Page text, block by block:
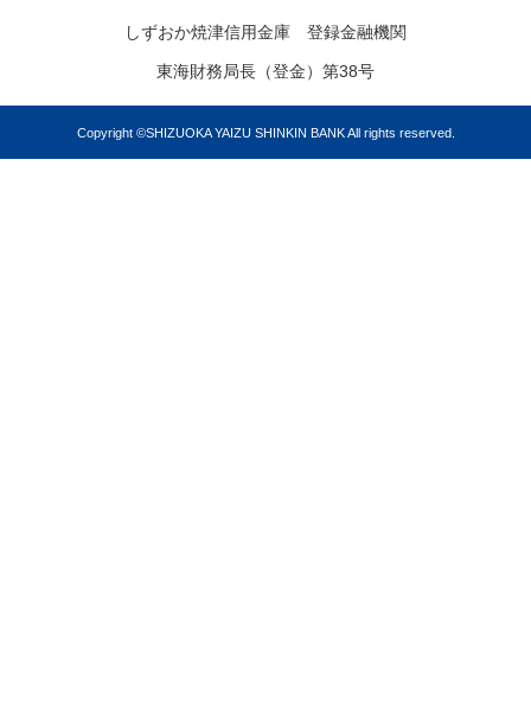
しずおか焼津信用金庫 登録金融機関
東海財務局長（登金）第38号
Copyright ©SHIZUOKA YAIZU SHINKIN BANK All rights reserved.